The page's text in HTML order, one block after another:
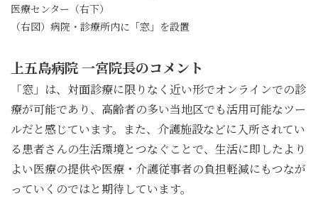
医療センター（右下）
（右図）病院・診療所内に「窓」を設置
上五島病院 一宮院長のコメント
「窓」は、対面診療に限りなく近い形でオンラインでの診
療が可能であり、高齢者の多い当地区でも活用可能なツー
ルだと感じています。また、介護施設などに入所されてい
る患者さんの生活環境とつなぐことで、生活に即したより
よい医療の提供や医療・介護従事者の負担軽減にもつなが
っていくのではと期待しています。